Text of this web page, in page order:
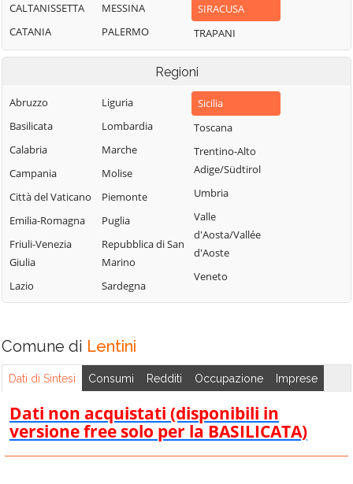
CALTANISSETTA
CATANIA
MESSINA
PALERMO
SIRACUSA
TRAPANI
Regioni
Abruzzo
Basilicata
Calabria
Campania
Città del Vaticano
Emilia-Romagna
Friuli-Venezia
Giulia
Lazio
Liguria
Lombardia
Marche
Molise
Piemonte
Puglia
Repubblica di San
Marino
Sardegna
Sicilia
Toscana
Trentino-Alto
Adige/Südtirol
Umbria
Valle
d'Aosta/Vallée
d'Aoste
Veneto
Comune di Lentini
Dati di Sintesi Consumi Redditi Occupazione Imprese
Dati non acquistati (disponibili in
versione free solo per la BASILICATA)